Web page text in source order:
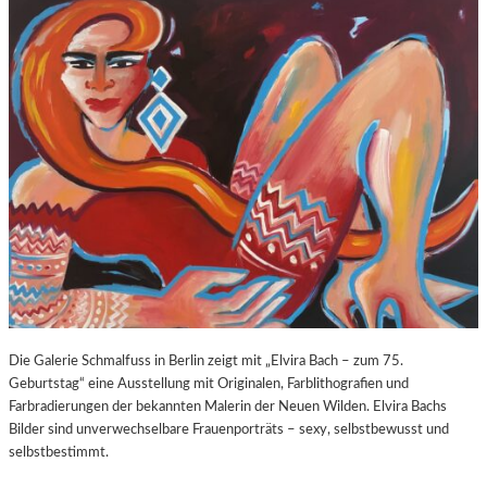
A
R
T
S
2
0
.
G
E
B
U
R
S
T
A
G
X
P
O
S
U
E
“
I
N
D
E
R
O
R
N
F
Die Galerie Schmalfuss in Berlin zeigt mit „Elvira Bach – zum 75.
Geburtstag“ eine Ausstellung mit Originalen, Farblithografien und
Farbradierungen der bekannten Malerin der Neuen Wilden. Elvira Bachs
Bilder sind unverwechselbare Frauenporträts – sexy, selbstbewusst und
selbstbestimmt.